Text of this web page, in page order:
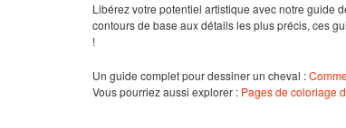
Libérez votre potentiel artistique avec notre guide
contours de base aux détails les plus précis, ces
!
Un guide complet pour dessiner un cheval :
Vous pourriez aussi explorer : Pages de coloriage